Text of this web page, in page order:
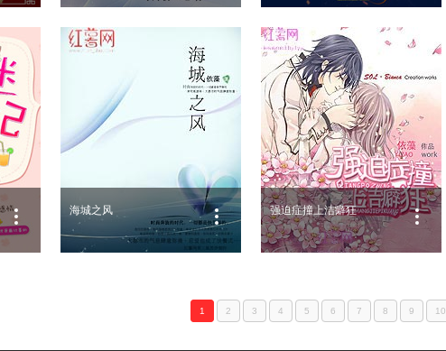
海城之风 强迫症撞上洁癖狂
1 2 3 4 5 6 7 8 9 10